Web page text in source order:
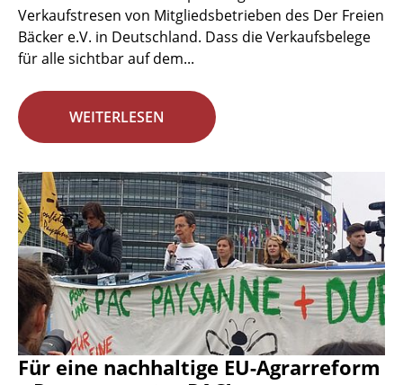
Verkaufstresen von Mitgliedsbetrieben des Der Freien
Bäcker e.V. in Deutschland. Dass die Verkaufsbelege
für alle sichtbar auf dem...
WEITERLESEN
Für eine nachhaltige EU-Agrarreform